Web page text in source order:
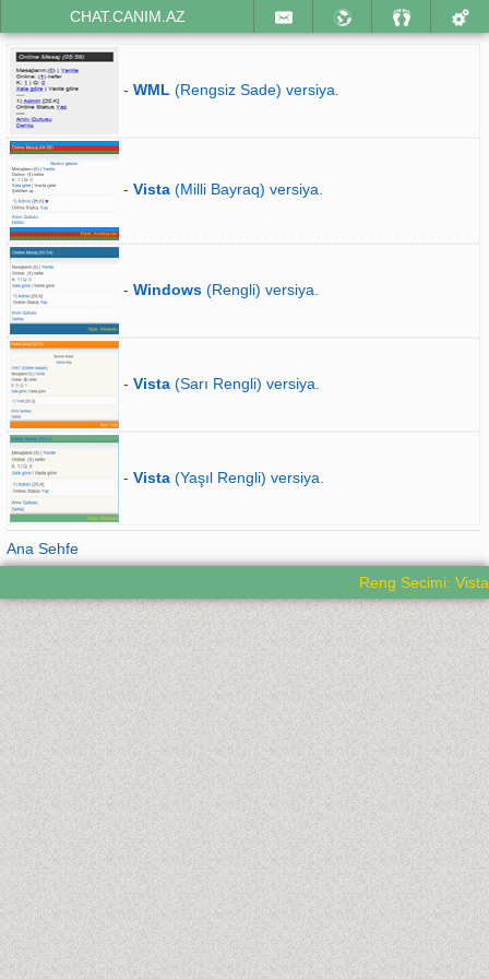
CHAT.CANIM.AZ
- WML (Rengsiz Sade) versiya.
- Vista (Milli Bayraq) versiya.
- Windows (Rengli) versiya.
- Vista (Sarı Rengli) versiya.
- Vista (Yaşıl Rengli) versiya.
Ana Sehfe
Reng Secimi: Vista